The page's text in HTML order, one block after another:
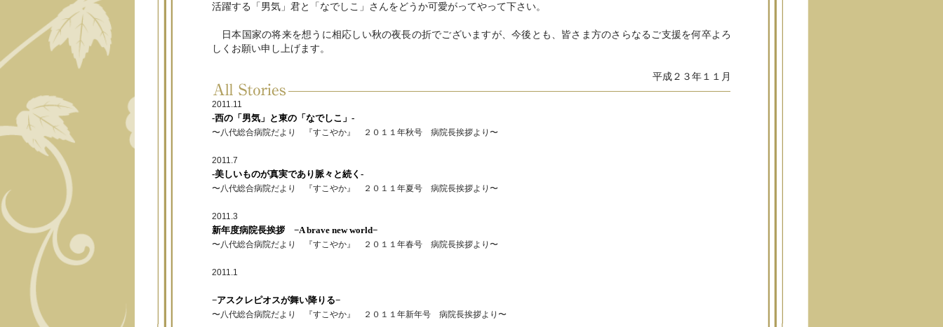
活躍する「男気」君と「なでしこ」さんをどうか可愛がってやって下さい。
日本国家の将来を想うに相応しい秋の夜長の折でございますが、今後とも、皆さま方のさらなるご支援を何卒よろ
しくお願い申し上げます。
平成２３年１１月
2011.11
-西の「男気」と東の「なでしこ」-
〜八代総合病院だより 『すこやか』 ２０１１年秋号 病院長挨拶より〜
2011.7
-美しいものが真実であり脈々と続く-
〜八代総合病院だより 『すこやか』 ２０１１年夏号 病院長挨拶より〜
2011.3
新年度病院長挨拶 −A brave new world−
〜八代総合病院だより 『すこやか』 ２０１１年春号 病院長挨拶より〜
2011.1
−アスクレピオスが舞い降りる−
〜八代総合病院だより 『すこやか』 ２０１１年新年号 病院長挨拶より〜